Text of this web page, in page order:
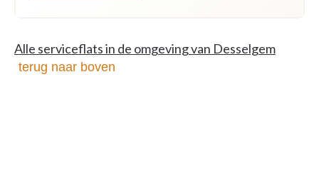
Alle serviceflats in de omgeving van Desselgem
terug naar boven